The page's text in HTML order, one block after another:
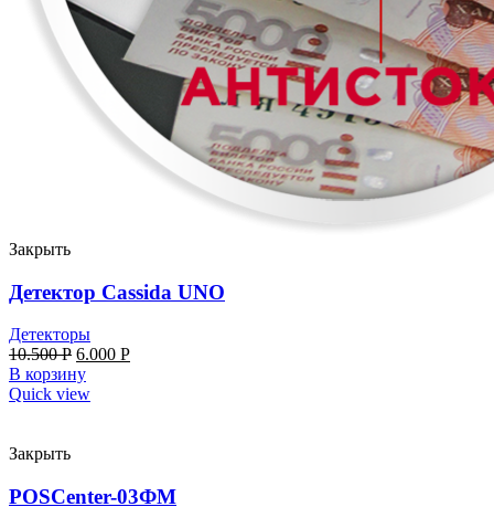
Закрыть
Детектор Cassida UNO
Детекторы
10.500Р 6.000 Р
В корзину
Quick view
Закрыть
POSCenter-03ФМ